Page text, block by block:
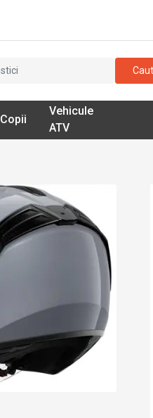
Copii
Vehicule
ATV